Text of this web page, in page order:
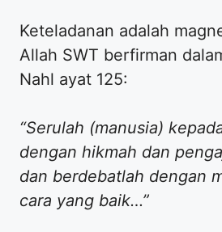
​Keteladanan adalah
Allah SWT berfirman
Nahl ayat 125:
“Serulah (manusia)
dengan hikmah dan
dan berdebatlah dengan
cara yang baik…”